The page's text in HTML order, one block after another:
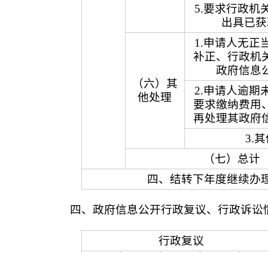
5.要求行政机
出具已
（六）其
他处理
1.申请人无正
补正、行政机
政府信息
2.申请人逾期
要求缴纳费用
再处理其政府
3.
（七）总计
四、结转下年度继续办
四、政府信息公开行政复议、行政诉讼
行政复议